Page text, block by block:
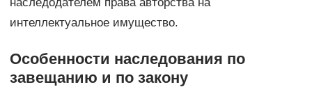
интеллектуальное имущество.
Особенности наследования по
завещанию и по закону